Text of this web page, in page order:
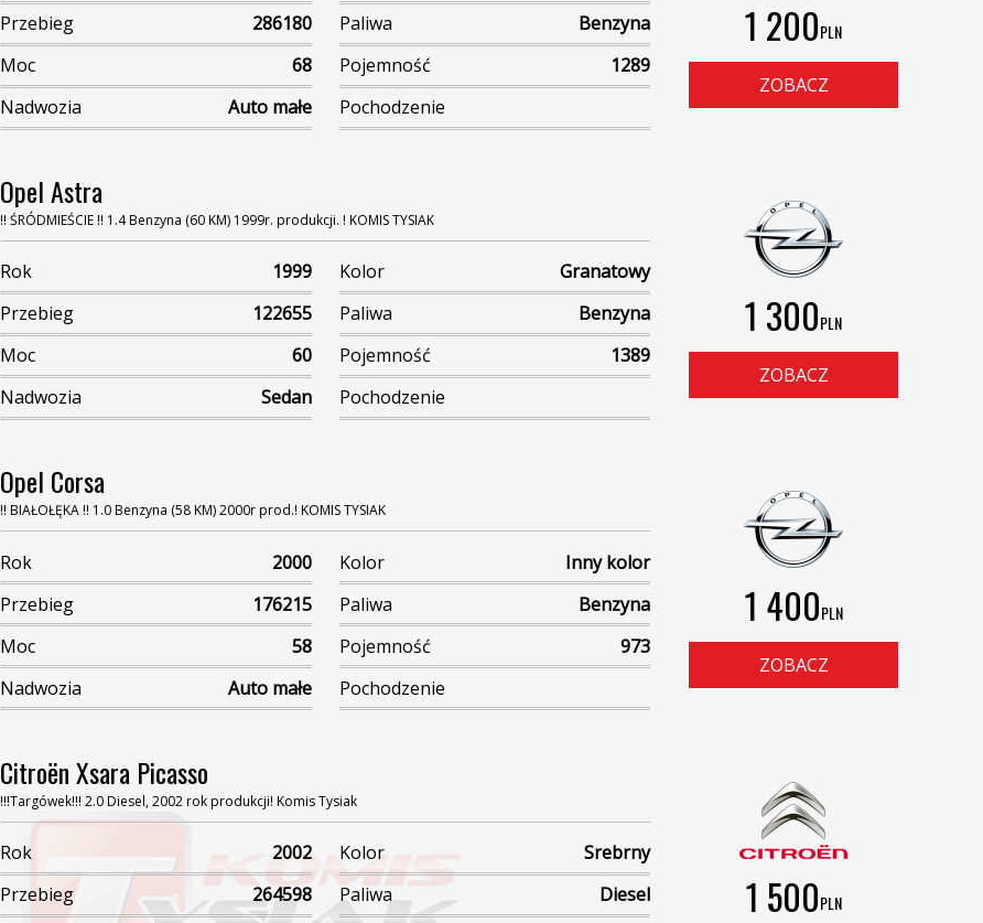
Przebieg
286180 Paliwa
Benzyna
Moc
68 Pojemność
1289
Nadwozia
Auto małe Pochodzenie
1 200PLN
ZOBACZ
Opel Astra
!! ŚRÓDMIEŚCIE !! 1.4 Benzyna (60 KM) 1999r. produkcji. ! KOMIS TYSIAK
Rok 1999 Kolor
Granatowy
Przebieg
122655 Paliwa
Benzyna
Moc
60 Pojemność
1389
Nadwozia
Sedan Pochodzenie
1 300PLN
ZOBACZ
Opel Corsa
!! BIAŁOŁĘKA !! 1.0 Benzyna (58 KM) 2000r prod.! KOMIS TYSIAK
Rok 2000 Kolor
Inny kolor
Przebieg
176215 Paliwa
Benzyna
Moc
58 Pojemność
973
Nadwozia
Auto małe Pochodzenie
1 400PLN
ZOBACZ
Citroën Xsara Picasso
!!!Targówek!!! 2.0 Diesel, 2002 rok produkcji! Komis Tysiak
Rok 2002 Kolor
Srebrny
Przebieg
264598 Paliwa
Diesel
1 500PLN